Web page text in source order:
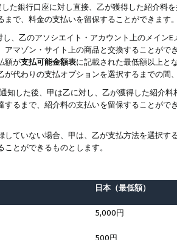
た銀行口座に対し直接、乙が獲得した紹介料
で、料金の支払いを留保することができます。
、乙のアソシエイト・アカウント上のメイン
マゾン・サイト上の商品と交換することが
額が支払可能金額表に記載された最低額以上と
代わりの支払オプションを選択するまでの間
した後、甲は乙に対し、乙が獲得した紹介
するまで、紹介料の支払いを留保することがで
ていない場合、甲は、乙が支払方法を選択
とができるものとします。
日本（最低額）
5,000円
500円